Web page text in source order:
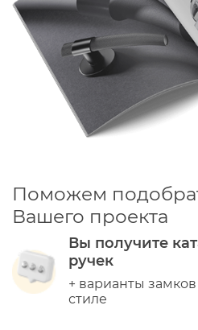
Поможем
Вашего проекта
Вы получите
ручек
+ варианты
стиле